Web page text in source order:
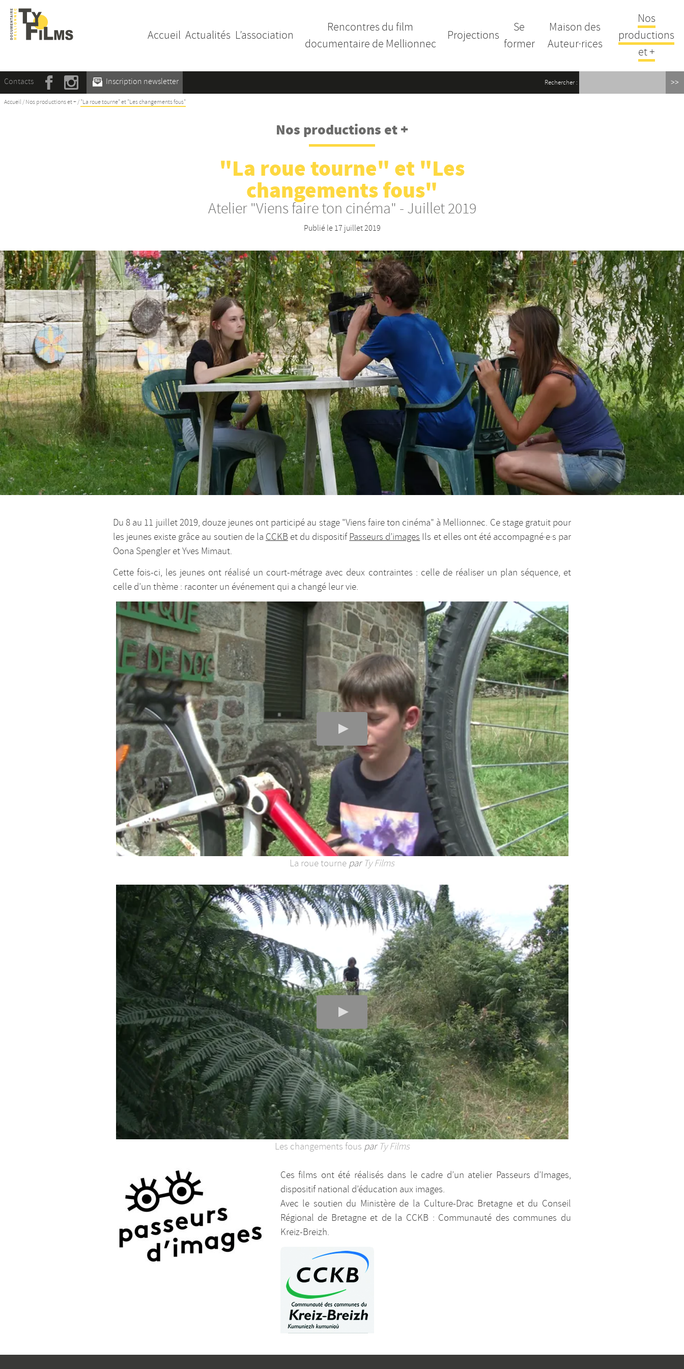
Accueil Actualités L’association
Rencontres du film
documentaire de Mellionnec
Projections
Se
former
Maison des
Auteur·rices
Nos
productions
et +
Contacts Inscription newsletter Rechercher :
Accueil / Nos productions et + / "La roue tourne" et "Les changements fous"
Nos productions et +
"La roue tourne" et "Les
changements fous"
Atelier "Viens faire ton cinéma" - Juillet 2019
Publié le 17 juillet 2019
Du 8 au 11 juillet 2019, douze jeunes ont participé au stage "Viens faire ton cinéma" à Mellionnec. Ce stage gratuit pour
les jeunes existe grâce au soutien de la CCKB et du dispositifPasseurs d’images Ils et elles ont été accompagné·e·s par
Oona Spengler et Yves Mimaut.
Cette fois-ci, les jeunes ont réalisé un court-métrage avec deux contraintes : celle de réaliser un plan séquence, et
celle d’un thème : raconter un événement qui a changé leur vie.
La roue tourne par Ty Films
Les changements fous par Ty Films
Ces films ont été réalisés dans le cadre d’un atelier Passeurs d’Images,
dispositif national d’éducation aux images.
Avec le soutien du Ministère de la Culture-Drac Bretagne et du Conseil
Régional de Bretagne et de la CCKB : Communauté des communes du
Kreiz-Breizh.